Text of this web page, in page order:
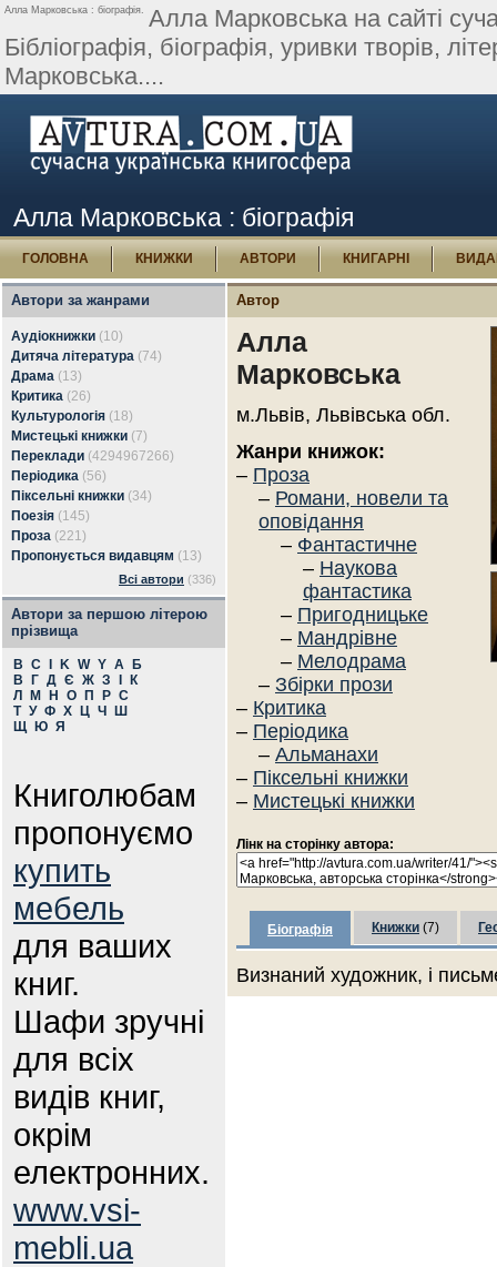
Алла Марковська : біографія. Алла Марковська на сайті
Бібліографія, біографія, уривки творів,
Марковська....
Алла Марковська : біографія
ГОЛОВНА КНИЖКИ АВТОРИ КНИГАРНІ
Автори за жанрами
Аудіокнижки (10)
Дитяча література (74)
Драма (13)
Критика (26)
Культурологія (18)
Мистецькі книжки (7)
Переклади (4294967266)
Періодика (56)
Піксельні книжки (34)
Поезія (145)
Проза (221)
Пропонується видавцям (13)
Всі автори (336)
Автори за першою літерою
прізвища
B C K W Y А
Б
В
Г Д Є Ж З
К
Л
М Н О П Р С
Т У Ф Х Ц Ч
Ш
Щ
Ю Я
Книголюбам
пропонуємо
купить
мебель
для ваших
книг.
Шафи зручні
для всіх
видів книг,
окрім
електронних.
www.vsi-
mebli.ua
Автор
Алла
Марковська
м.Львів, Львівська обл.
Жанри книжок:
– Проза
– Романи, новели та
оповідання
– Фантастичне
– Наукова
фантастика
– Пригодницьке
– Мандрівне
– Мелодрама
– Збірки прози
– Критика
– Періодика
– Альманахи
– Піксельні книжки
– Мистецькі книжки
Лінк на сторінку автора:
Біографія Книжки (7)
Визнаний художник, і